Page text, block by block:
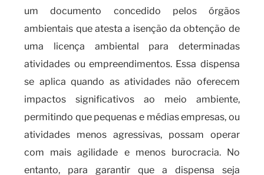
um documento concedido pelos órgãos
ambientais que atesta a isenção da obtenção de
uma licença ambiental para determinadas
atividades ou empreendimentos. Essa dispensa
se aplica quando as atividades não oferecem
impactos significativos ao meio ambiente,
permitindo que pequenas e médias empresas, ou
atividades menos agressivas, possam operar
com mais agilidade e menos burocracia. No
entanto, para garantir que a dispensa seja